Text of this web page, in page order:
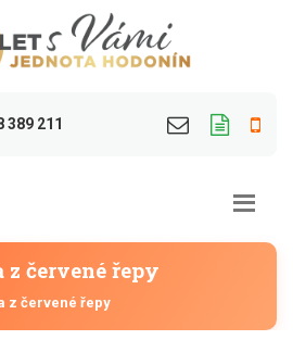
389 211
červené řepy
z červené řepy